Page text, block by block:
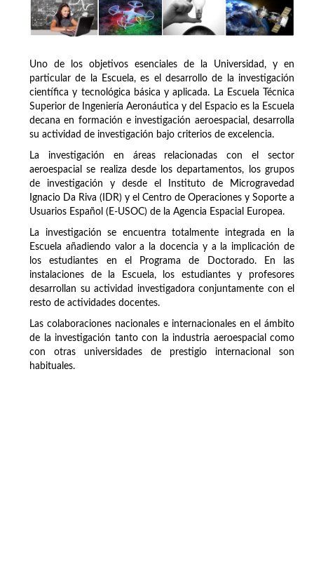
Uno de los objetivos esenciales de la Universidad, y en
particular de la Escuela, es el desarrollo de la investigación
científica y tecnológica básica y aplicada. La Escuela Técnica
Superior de Ingeniería Aeronáutica y del Espacio es la Escuela
decana en formación e investigación aeroespacial, desarrolla
su actividad de investigación bajo criterios de excelencia.
La investigación en áreas relacionadas con el sector
aeroespacial se realiza desde los departamentos, los grupos
de investigación y desde el Instituto de Microgravedad
Ignacio Da Riva (IDR) y el Centro de Operaciones y Soporte a
Usuarios Español (E-USOC) de la Agencia Espacial Europea.
La investigación se encuentra totalmente integrada en la
Escuela añadiendo valor a la docencia y a la implicación de
los estudiantes en el Programa de Doctorado. En las
instalaciones de la Escuela, los estudiantes y profesores
desarrollan su actividad investigadora conjuntamente con el
resto de actividades docentes.
Las colaboraciones nacionales e internacionales en el ámbito
de la investigación tanto con la industria aeroespacial como
con otras universidades de prestigio internacional son
habituales.